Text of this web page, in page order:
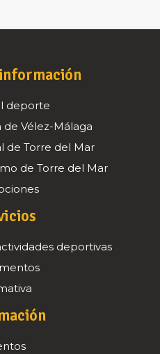
deporte
de Vélez-Málaga
de Torre del Mar
de Torre del Mar
deportivas